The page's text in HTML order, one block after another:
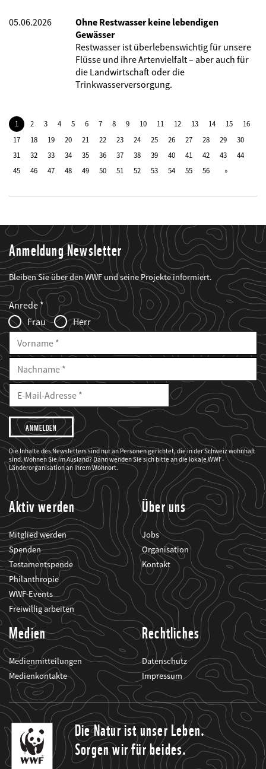
05.06.2026
Ohne Restwasser keine lebendigen
Gewässer
Restwasser ist überlebenswichtig für unsere
Flüsse und ihre Artenvielfalt – aber auch für
die Landwirtschaft oder die
Trinkwasserversorgung.
1 2 3 4 5 6 7 8 9 10 11 12 13 14 15
16
17
18 19 20 21 22 23 24 25 26 27 28 29
30
31
32 33 34 35 36 37 38 39 40 41 42 43
44
45
46 47 48 49 50 51 52 53 54 55 56
Anmeldung Newsletter
Bleiben Sie über den WWF und seine Projekte informiert.
Web2Case
Infofelder
Fieldset
anrede_name
Anrede
Frau
Herr
Vorname
Nachname
E-
Mailadresse
E-
Adresse
Ich
möchte,
dass
der
WWF
mich
über
seine
Projekte
informiert.
Die Inhalte des Newsletters sind nur an Personen gerichtet, die in der Schweiz wohnhaft
sind. Wohnen Sie im Ausland? Dann wenden Sie sich bitte an die lokale WWF-
Länderorganisation an Ihrem Wohnort.
Aktiv werden
Mitglied werden
Spenden
Testamentspende
Philanthropie
WWF-Events
Freiwillig arbeiten
Über uns
Jobs
Organisation
Kontakt
Medien
Medienmitteilungen
Medienkontakte
Rechtliches
Datenschutz
Impressum
Die Natur ist unser Leben.
Sorgen wir für beides.